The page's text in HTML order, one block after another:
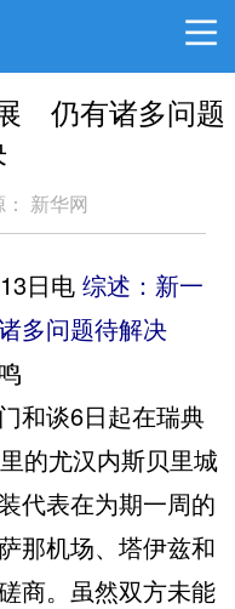
仍有诸多问题
新华网
日电 综述：新一
多问题待解决
谈6日起在瑞典
的尤汉内斯贝里城
代表在为期一周的
那机场、塔伊兹和
商。虽然双方未能